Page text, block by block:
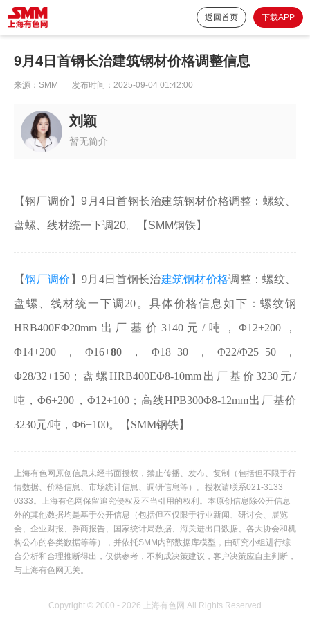
返回首页 下载APP
9月4日首钢长治建筑钢材价格调整信息
来源： SMM 发布时间： 2025-09-04 01:42:00
刘颖
暂无简介
【钢厂调价】9月4日首钢长治建筑钢材价格调整：螺纹、
盘螺、线材统一下调20。【SMM钢铁】
【钢厂调价 】9月4日首钢长治建筑钢材价格调整：螺纹、
盘螺、线材统一下调20。具体价格信息如下：螺纹钢
HRB400EΦ20mm出厂基价3140元/吨，Φ12+200，
Φ14+200，Φ16+80 ，Φ18+30，Φ22/Φ25+50，
Φ28/32+150；盘螺HRB400EΦ8-10mm出厂基价3230元/
吨，Φ6+200，Φ12+100；高线HPB300Φ8-12mm出厂基价
3230元/吨，Φ6+100。【SMM钢铁】
上海有色网原创信息未经书面授权，禁止传播、发布、复制（包括但不限于行
情数据、价格信息、市场统计信息、调研信息等）。授权请联系021-3133
0333。上海有色网保留追究侵权及不当引用的权利。本原创信息除公开信息
外的其他数据均是基于公开信息（包括但不仅限于行业新闻、研讨会、展览
会、企业财报、券商报告、国家统计局数据、海关进出口数据、各大协会和机
构公布的各类数据等等），并依托SMM内部数据库模型，由研究小组进行综
合分析和合理推断得出，仅供参考，不构成决策建议，客户决策应自主判断，
与上海有色网无关。
Copyright © 2000 - 2026 上海有色网 All Rights Reserved